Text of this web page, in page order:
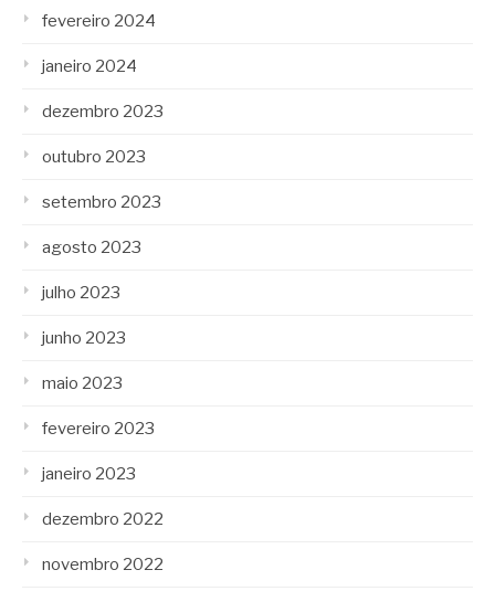
fevereiro 2024
janeiro 2024
dezembro 2023
outubro 2023
setembro 2023
agosto 2023
julho 2023
junho 2023
maio 2023
fevereiro 2023
janeiro 2023
dezembro 2022
novembro 2022